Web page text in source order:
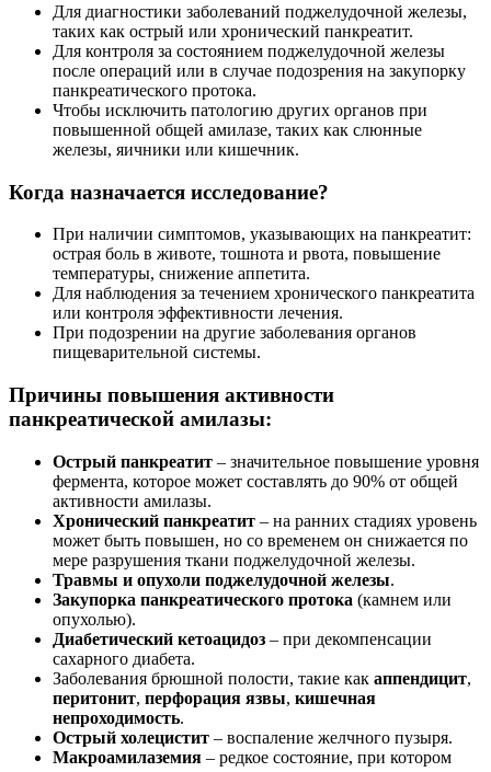
Для диагностики заболеваний поджелудочной железы,
таких как острый или хронический панкреатит.
Для контроля за состоянием поджелудочной железы
после операций или в случае подозрения на закупорку
панкреатического протока.
Чтобы исключить патологию других органов при
повышенной общей амилазе, таких как слюнные
железы, яичники или кишечник.
Когда назначается исследование?
При наличии симптомов, указывающих на панкреатит:
острая боль в животе, тошнота и рвота, повышение
температуры, снижение аппетита.
Для наблюдения за течением хронического панкреатита
или контроля эффективности лечения.
При подозрении на другие заболевания органов
пищеварительной системы.
Причины повышения активности
панкреатической амилазы:
Острый панкреатит – значительное повышение уровня
фермента, которое может составлять до 90% от общей
активности амилазы.
Хронический панкреатит – на ранних стадиях уровень
может быть повышен, но со временем он снижается по
мере разрушения ткани поджелудочной железы.
Травмы и опухоли поджелудочной железы.
Закупорка панкреатического протока (камнем или
опухолью).
Диабетический кетоацидоз – при декомпенсации
сахарного диабета.
Заболевания брюшной полости, такие как аппендицит,
перитонит, перфорация язвы, кишечная
непроходимость.
Острый холецистит – воспаление желчного пузыря.
Макроамилаземия – редкое состояние, при котором